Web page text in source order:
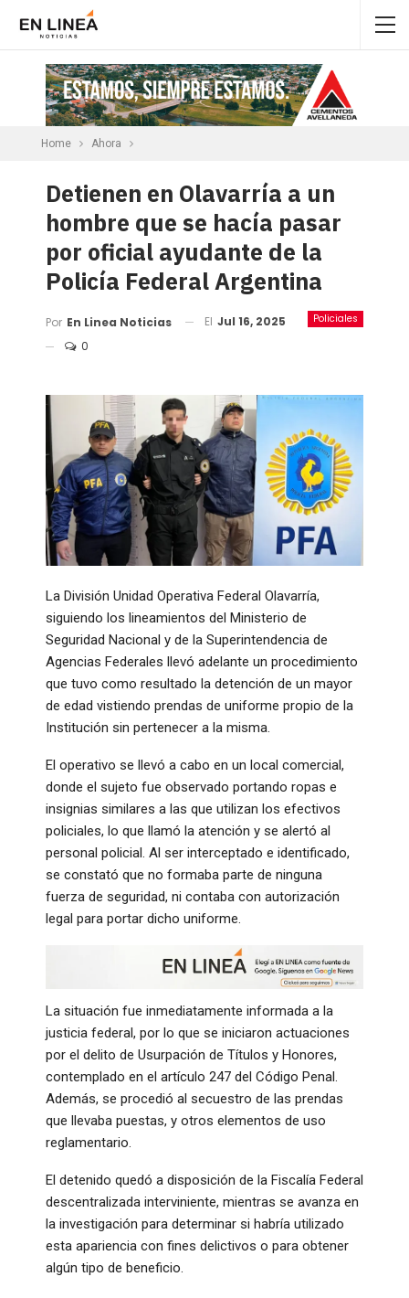
Home Ahora
Detienen en Olavarría a un
hombre que se hacía pasar
por oficial ayudante de la
Policía Federal Argentina
Policiales
Por En Linea Noticias El Jul 16, 2025
0
La División Unidad Operativa Federal Olavarría,
siguiendo los lineamientos del Ministerio de
Seguridad Nacional y de la Superintendencia de
Agencias Federales llevó adelante un procedimiento
que tuvo como resultado la detención de un mayor
de edad vistiendo prendas de uniforme propio de la
Institución sin pertenecer a la misma.
El operativo se llevó a cabo en un local comercial,
donde el sujeto fue observado portando ropas e
insignias similares a las que utilizan los efectivos
policiales, lo que llamó la atención y se alertó al
personal policial. Al ser interceptado e identificado,
se constató que no formaba parte de ninguna
fuerza de seguridad, ni contaba con autorización
legal para portar dicho uniforme.
La situación fue inmediatamente informada a la
justicia federal, por lo que se iniciaron actuaciones
por el delito de Usurpación de Títulos y Honores,
contemplado en el artículo 247 del Código Penal.
Además, se procedió al secuestro de las prendas
que llevaba puestas, y otros elementos de uso
reglamentario.
El detenido quedó a disposición de la Fiscalía Federal
descentralizada interviniente, mientras se avanza en
la investigación para determinar si habría utilizado
esta apariencia con fines delictivos o para obtener
algún tipo de beneficio.